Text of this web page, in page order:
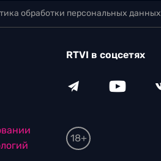
обработки персональных данных
RTVI в соцсетях
18+